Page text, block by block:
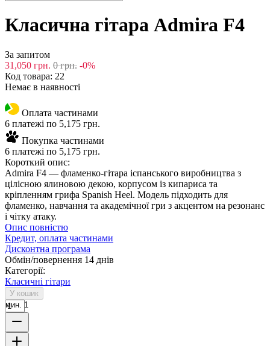
Класична гітара Admira F4
За запитом
31,050 грн. 0 грн. -0%
Код товара: 22
Немає в наявності
Оплата частинами
6 платежі по 5,175 грн.
Покупка частинами
6 платежі по 5,175 грн.
Короткий опис:
Admira F4 — фламенко-гітара іспанського виробництва з
цілісною ялиновою декою, корпусом із кипариса та
кріпленням грифа Spanish Heel. Модель підходить для
фламенко, навчання та академічної гри з акцентом на резонанс
і чітку атаку.
Опис повністю
Кредит, оплата частинами
Дисконтна програма
Обмін/повернення 14 днів
Категорії:
Класичні гітари
У кошик
мин. 1